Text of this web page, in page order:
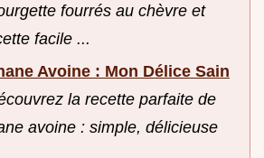
fourrés au chèvre et
facile ...
Avoine : Mon Délice Sain
la recette parfaite de
avoine : simple, délicieuse